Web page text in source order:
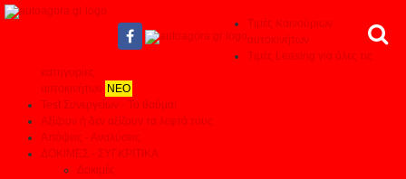
Τιμές Καινούριων
αυτοκινήτων
Τιμές Leasing για όλες τις
κατηγορίες
αυτοκινήτων ΝΕΟ
Test Συνεργείων - Το θαύμα!
Αξίζουν ή δεν αξίζουν τα λεφτά τους
Απόψεις - Αναλύσεις
ΔΟΚΙΜΕΣ - ΣΥΓΚΡΙΤΙΚΑ
Δοκιμές